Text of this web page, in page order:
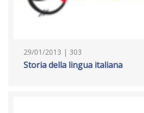
29/01/2013 | 303
Storia della lingua italiana